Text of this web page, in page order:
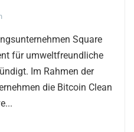
Square
für umweltfreundliche
Im Rahmen der
die Bitcoin Clean